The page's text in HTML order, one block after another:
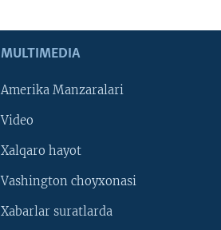
MULTIMEDIA
Amerika Manzaralari
Video
Xalqaro hayot
Vashington choyxonasi
Xabarlar suratlarda